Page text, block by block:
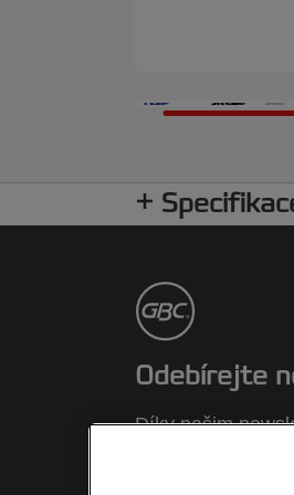
Odebírejte
Díky našim